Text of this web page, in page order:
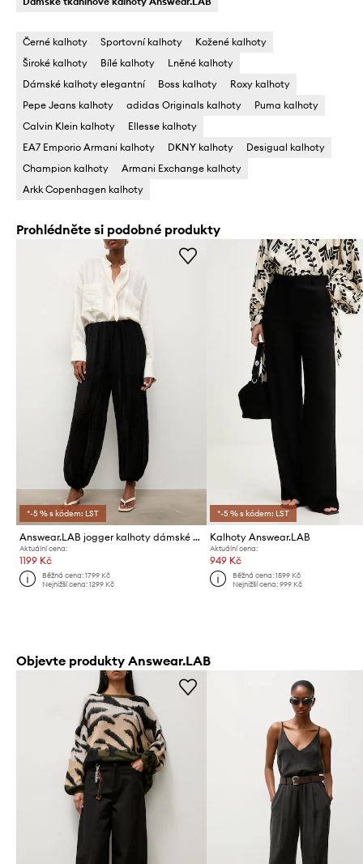
Černé kalhoty Sportovní kalhoty
Kožené kalhoty
Široké kalhoty
Bílé kalhoty
Lněné kalhoty
Dámské kalhoty elegantní
Boss kalhoty
Roxy kalhoty
Pepe Jeans kalhoty
adidas Originals kalhoty
Puma kalhoty
Calvin Klein kalhoty
Ellesse kalhoty
EA7 Emporio Armani kalhoty
DKNY kalhoty
Desigual kalhoty
Champion kalhoty
Armani Exchange kalhoty
Arkk Copenhagen kalhoty
Prohlédněte si podobné produkty
*-5 % s kódem: LST
Answear.LAB jogger kalhoty dámské s viskózou
Aktuální cena:
1199 Kč
Běžná cena:1799 Kč
Nejnižší cena:1299 Kč
*-5 % s kódem: LST
Kalhoty Answear.LAB
Aktuální cena:
949 Kč
Běžná cena: 1599 Kč
Nejnižší cena: 999 Kč
Objevte produkty Answear.LAB